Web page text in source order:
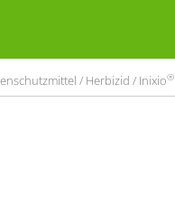
/ Herbizid / Inixio®